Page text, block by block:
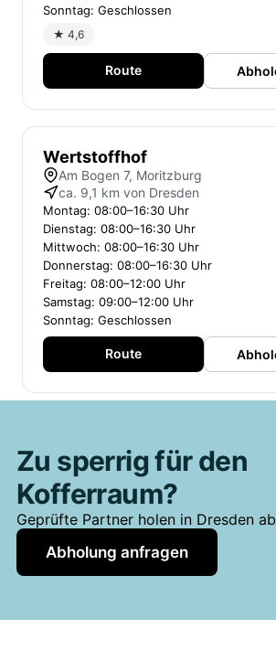
Sonntag: Geschlossen
★ 4,6
Route
Wertstoffhof
Am Bogen 7, Moritzburg
ca. 9,1 km von Dresden
Montag: 08:00–16:30 Uhr
Dienstag: 08:00–16:30 Uhr
Mittwoch: 08:00–16:30 Uhr
Donnerstag: 08:00–16:30 Uhr
Freitag: 08:00–12:00 Uhr
Samstag: 09:00–12:00 Uhr
Sonntag: Geschlossen
Route
Zu sperrig für den
Kofferraum?
Geprüfte Partner holen in Dresden
Abholung anfragen